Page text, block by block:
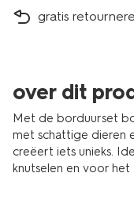
gratis
over dit
Met de borduurset
met schattige dieren
creëert iets unieks.
knutselen en voor